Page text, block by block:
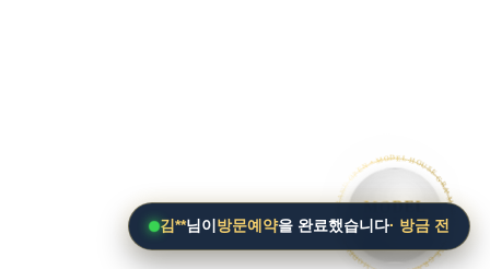
• MODEL HOUSE GRAND OPEN • MODEL HOUSE GRAND OPEN • MODEL HOUSE GRAND OPEN •
MODEL
HOUSE
김**님이방문예약을 완료했습니다· 방금 전